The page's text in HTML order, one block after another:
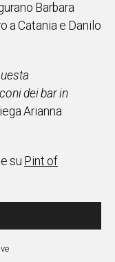
Barbara
a Catania e Danilo
dei bar in
Arianna
su Pint of